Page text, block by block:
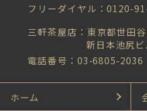
フリーダイヤル：0120-
三軒茶屋店：東京都世田
新日本池尻
電話番号：03-6805-2036
ホーム